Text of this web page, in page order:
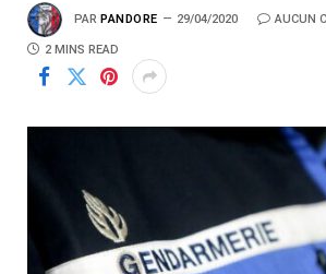
PAR PANDORE 29/04/2020 AUCUN
2 MINS READ